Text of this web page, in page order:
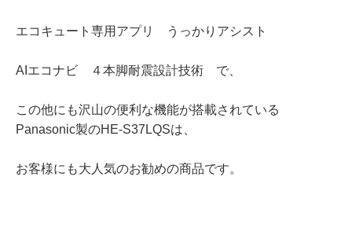
エコキュート専用アプリ うっかりアシスト
AIエコナビ ４本脚耐震設計技術 で、
この他にも沢山の便利な機能が搭載されている
Panasonic製のHE-S37LQSは、
お客様にも大人気のお勧めの商品です。